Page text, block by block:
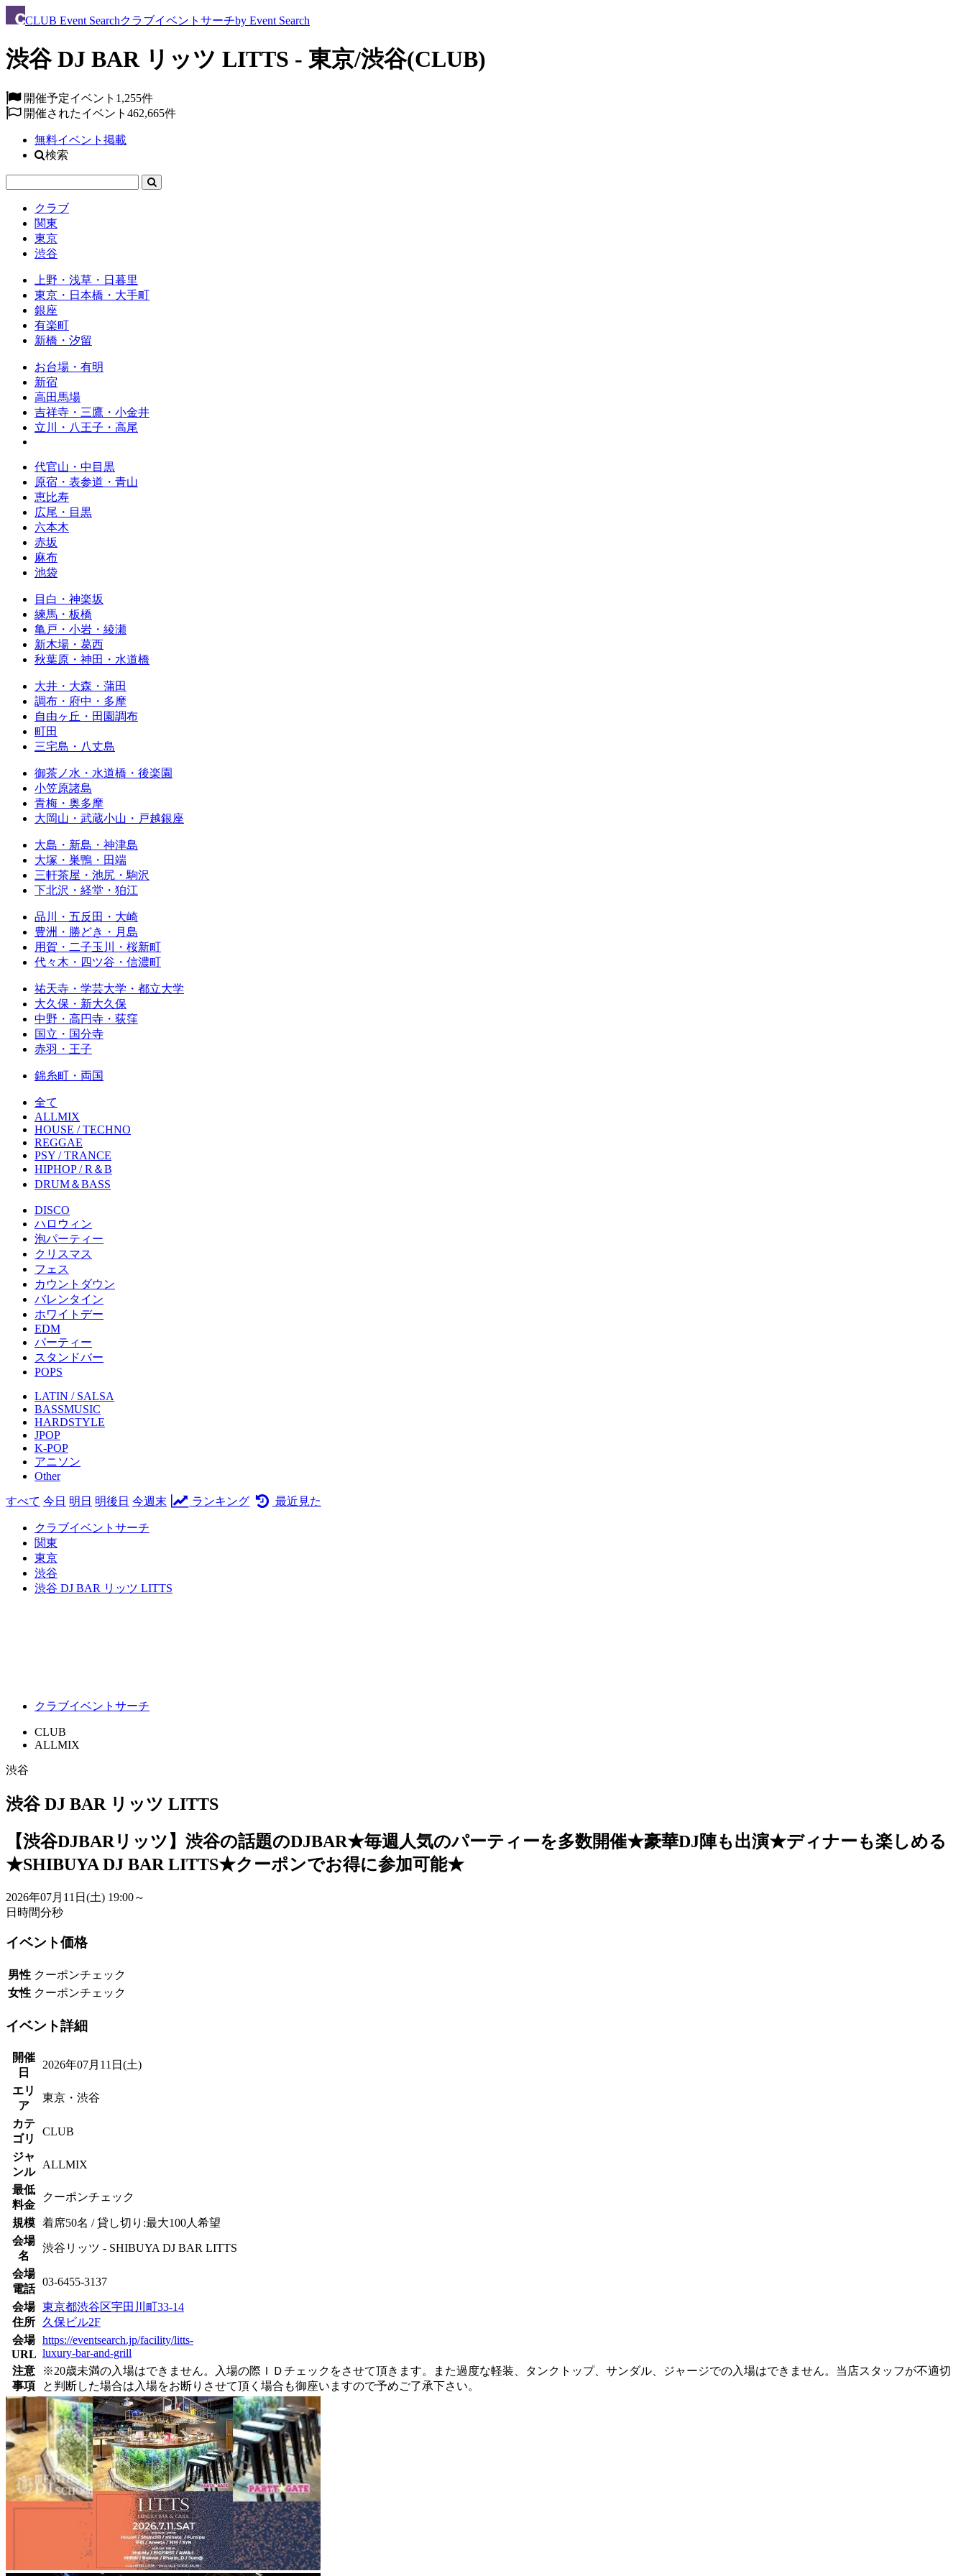
CLUB Event Searchクラブイベントサーチby Event Search
渋谷 DJ BAR リッツ LITTS - 東京/渋谷(CLUB)
開催予定イベント 1,255件
開催されたイベント 462,665件
無料イベント掲載
検索
クラブ
関東
東京
渋谷
上野・浅草・日暮里
東京・日本橋・大手町
銀座
有楽町
新橋・汐留
お台場・有明
新宿
高田馬場
吉祥寺・三鷹・小金井
立川・八王子・高尾
代官山・中目黒
原宿・表参道・青山
恵比寿
広尾・目黒
六本木
赤坂
麻布
池袋
目白・神楽坂
練馬・板橋
亀戸・小岩・綾瀬
新木場・葛西
秋葉原・神田・水道橋
大井・大森・蒲田
調布・府中・多摩
自由ヶ丘・田園調布
町田
三宅島・八丈島
御茶ノ水・水道橋・後楽園
小笠原諸島
青梅・奥多摩
大岡山・武蔵小山・戸越銀座
大島・新島・神津島
大塚・巣鴨・田端
三軒茶屋・池尻・駒沢
下北沢・経堂・狛江
品川・五反田・大崎
豊洲・勝どき・月島
用賀・二子玉川・桜新町
代々木・四ツ谷・信濃町
祐天寺・学芸大学・都立大学
大久保・新大久保
中野・高円寺・荻窪
国立・国分寺
赤羽・王子
錦糸町・両国
全て
ALLMIX
HOUSE / TECHNO
REGGAE
PSY / TRANCE
HIPHOP / R＆B
DRUM＆BASS
DISCO
ハロウィン
泡パーティー
クリスマス
フェス
カウントダウン
バレンタイン
ホワイトデー
EDM
パーティー
スタンドバー
POPS
LATIN / SALSA
BASSMUSIC
HARDSTYLE
JPOP
K-POP
アニソン
Other
すべて 今日 明日 明後日 今週末 ランキング 最近見た
クラブイベントサーチ
関東
東京
渋谷
渋谷 DJ BAR リッツ LITTS
クラブイベントサーチ
CLUB
ALLMIX
渋谷
渋谷 DJ BAR リッツ LITTS
【渋谷DJBARリッツ】渋谷の話題のDJBAR★毎週人気のパーティーを多数開催★豪華DJ陣も出演★ディナーも楽しめる
★SHIBUYA DJ BAR LITTS★クーポンでお得に参加可能★
2026年07月11日(土) 19:00～
日 時間分秒
イベント価格
男性 クーポンチェック
女性 クーポンチェック
イベント詳細
開催
日
2026年07月11日(土)
エリ
ア
東京・渋谷
カテ
ゴリ
CLUB
ジャ
ンル
ALLMIX
最低
料金
クーポンチェック
規模 着席50名 / 貸し切り:最大100人希望
会場
名
渋谷リッツ - SHIBUYA DJ BAR LITTS
会場
電話
03-6455-3137
会場
住所
東京都渋谷区宇田川町33-14
久保ビル2F
会場
URL
https://eventsearch.jp/facility/litts-
luxury-bar-and-grill
注意
事項
※20歳未満の入場はできません。入場の際ＩＤチェックをさせて頂きます。また過度な軽装、タンクトップ、サンダル、ジャージでの入場はできません。当店スタッフが不適切
と判断した場合は入場をお断りさせて頂く場合も御座いますので予めご了承下さい。